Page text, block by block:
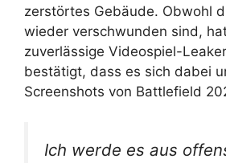
zerstörtes Gebäude. Obwohl
wieder verschwunden sind,
zuverlässige Videospiel-
bestätigt, dass es sich dabei
Screenshots von Battlefield
Ich werde es aus